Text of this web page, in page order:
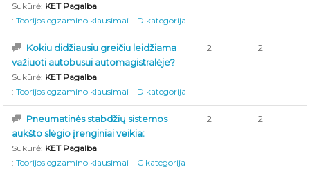
Sukūrė: KET Pagalba
:Teorijos egzamino klausimai – D kategorija
Kokiu didžiausiu greičiu leidžiama
važiuoti autobusui automagistralėje?
Sukūrė: KET Pagalba
:Teorijos egzamino klausimai – D kategorija
2 2
Pneumatinės stabdžių sistemos
aukšto slėgio įrenginiai veikia:
Sukūrė: KET Pagalba
:Teorijos egzamino klausimai – C kategorija
2 2